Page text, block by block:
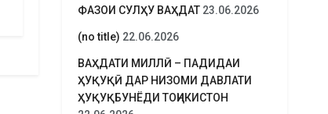
ФАЗОИ СУЛҲУ ВАҲДАТ 23.06.2026
(no title) 22.06.2026
ВАҲДАТИ МИЛЛӢ – ПАДИДАИ
ҲУҚУҚӢ ДАР НИЗОМИ ДАВЛАТИ
ҲУҚУҚБУНЁДИ ТОҶИКИСТОН